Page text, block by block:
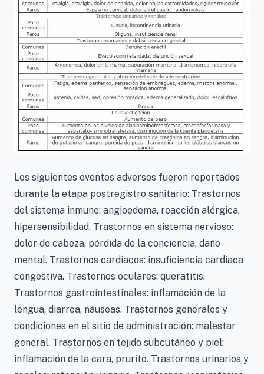
Los siguientes eventos adversos fueron reportados
durante la etapa postregistro sanitario: Trastornos
del sistema inmune: angioedema, reacción alérgica,
hipersensibilidad. Trastornos en sistema nervioso:
dolor de cabeza, pérdida de la conciencia, daño
mental. Trastornos cardiacos: insuficiencia cardiaca
congestiva. Trastornos oculares: queratitis.
Trastornos gastrointestinales: inflamación de la
lengua, diarrea, náuseas. Trastornos generales y
condiciones en el sitio de administración: malestar
general. Trastornos en tejido subcutáneo y piel:
inflamación de la cara, prurito. Trastornos urinarios y